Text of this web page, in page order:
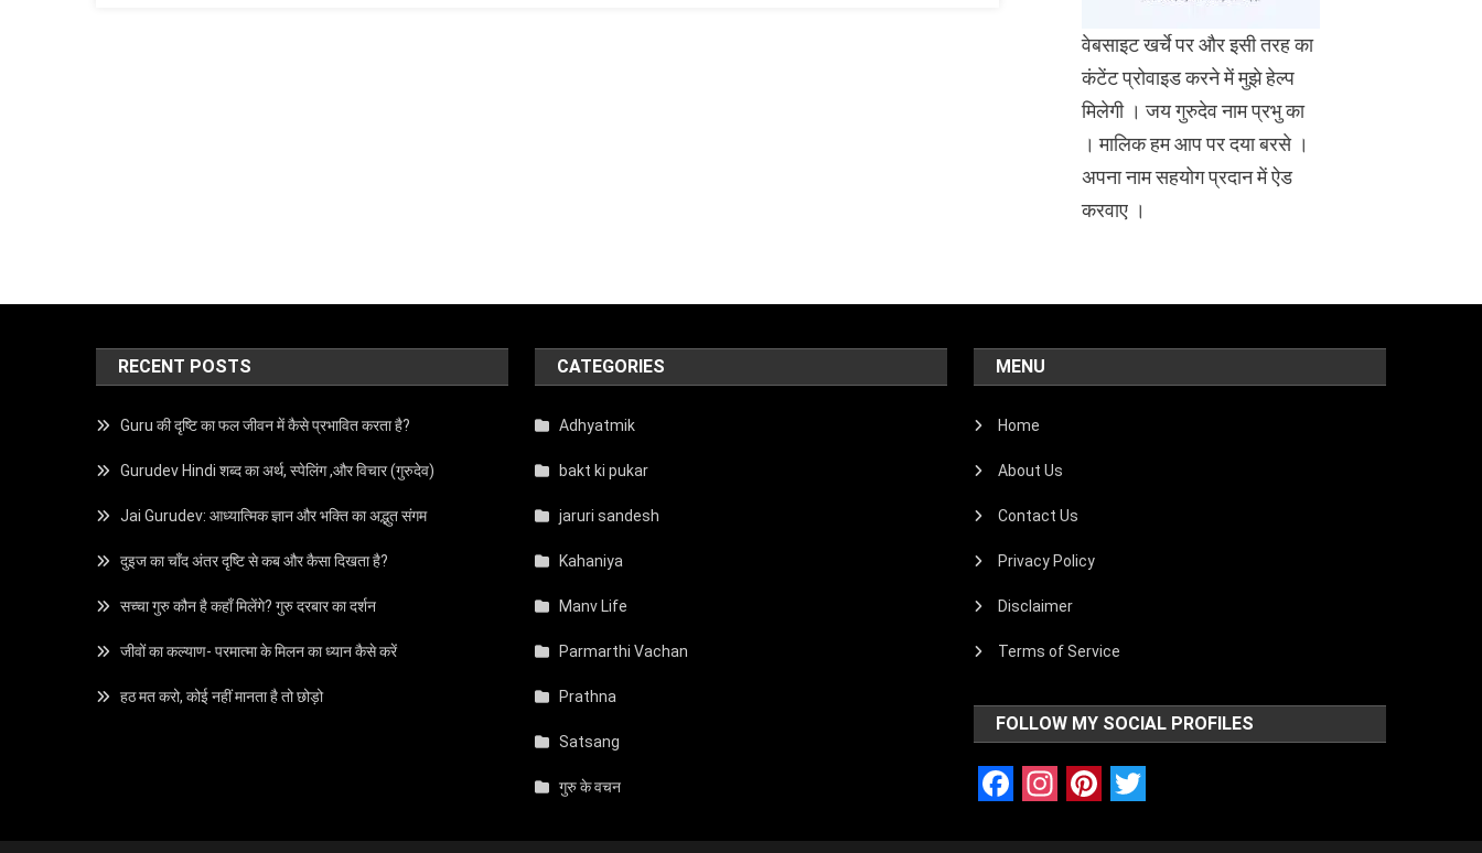
वेबसाइट खर्चे पर और इसी तरह का
कंटेंट प्रोवाइड करने में मुझे हेल्प
मिलेगी । जय गुरुदेव नाम प्रभु का
। मालिक हम आप पर दया बरसे ।
अपना नाम सहयोग प्रदान में ऐड
करवाए ।
RECENT POSTS
Guru की दृष्टि का फल जीवन में कैसे प्रभावित करता है?
Gurudev Hindi शब्द का अर्थ, स्पेलिंग ,और विचार (गुरुदेव)
Jai Gurudev: आध्यात्मिक ज्ञान और भक्ति का अद्भुत संगम
दुइज का चाँद अंतर दृष्टि से कब और कैसा दिखता है?
सच्चा गुरु कौन है कहाँ मिलेंगे? गुरु दरबार का दर्शन
जीवों का कल्याण- परमात्मा के मिलन का ध्यान कैसे करें
हठ मत करो, कोई नहीं मानता है तो छोड़ो
CATEGORIES
Adhyatmik
bakt ki pukar
jaruri sandesh
Kahaniya
Manv Life
Parmarthi Vachan
Prathna
Satsang
गुरु के वचन
MENU
Home
About Us
Contact Us
Privacy Policy
Disclaimer
Terms of Service
FOLLOW MY SOCIAL PROFILES